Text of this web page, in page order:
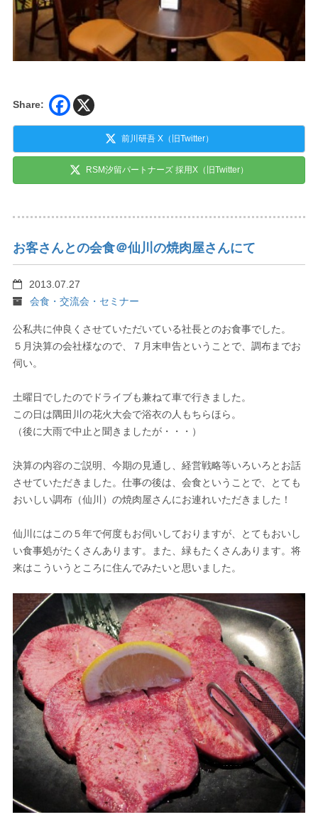
Share:
前川研吾 X（旧Twitter）
RSM汐留パートナーズ 採用X（旧Twitter）
お客さんとの会食＠仙川の焼肉屋さんにて
2013.07.27
会食・交流会・セミナー
公私共に仲良くさせていただいている社長とのお食事でした。
５月決算の会社様なので、７月末申告ということで、調布までお
伺い。
土曜日でしたのでドライブも兼ねて車で行きました。
この日は隅田川の花火大会で浴衣の人もちらほら。
（後に大雨で中止と聞きましたが・・・）
決算の内容のご説明、今期の見通し、経営戦略等いろいろとお話
させていただきました。仕事の後は、会食ということで、とても
おいしい調布（仙川）の焼肉屋さんにお連れいただきました！
仙川にはこの５年で何度もお伺いしておりますが、とてもおいし
い食事処がたくさんあります。また、緑もたくさんあります。将
来はこういうところに住んでみたいと思いました。